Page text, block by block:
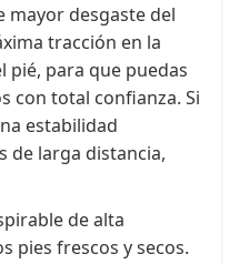
mayor desgaste del
tracción en la
pié, para que puedas
con total confianza. Si
estabilidad
de larga distancia,
de alta
pies frescos y secos.